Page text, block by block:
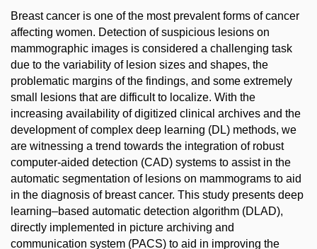
Breast cancer is one of the most prevalent forms of cancer
affecting women. Detection of suspicious lesions on
mammographic images is considered a challenging task
due to the variability of lesion sizes and shapes, the
problematic margins of the findings, and some extremely
small lesions that are difficult to localize. With the
increasing availability of digitized clinical archives and the
development of complex deep learning (DL) methods, we
are witnessing a trend towards the integration of robust
computer-aided detection (CAD) systems to assist in the
automatic segmentation of lesions on mammograms to aid
in the diagnosis of breast cancer. This study presents deep
learning–based automatic detection algorithm (DLAD),
directly implemented in picture archiving and
communication system (PACS) to aid in improving the